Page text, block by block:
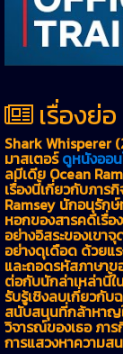
เรื่องย่อ
Shark Whisperer
มาสเตอร์ดูหนังออ
ลมีเดีย Ocean
เรื่องนี้เกี่ยวกับภาร
Ramsey นักอนุรักษ์
หอกของสารคดีเรื่อ
อย่างอิสระของเขา
อย่างดุเดือด ด้วยแ
และถอดรหัสภาษา
ต่อกับนักล่าเหล่านี้ใ
รับรู้เชิงลบเกี่ยวกับ
สนับสนุนที่กล้าหาญ
วิจารณ์ของเธอ ภาร
การแสวงหาความส